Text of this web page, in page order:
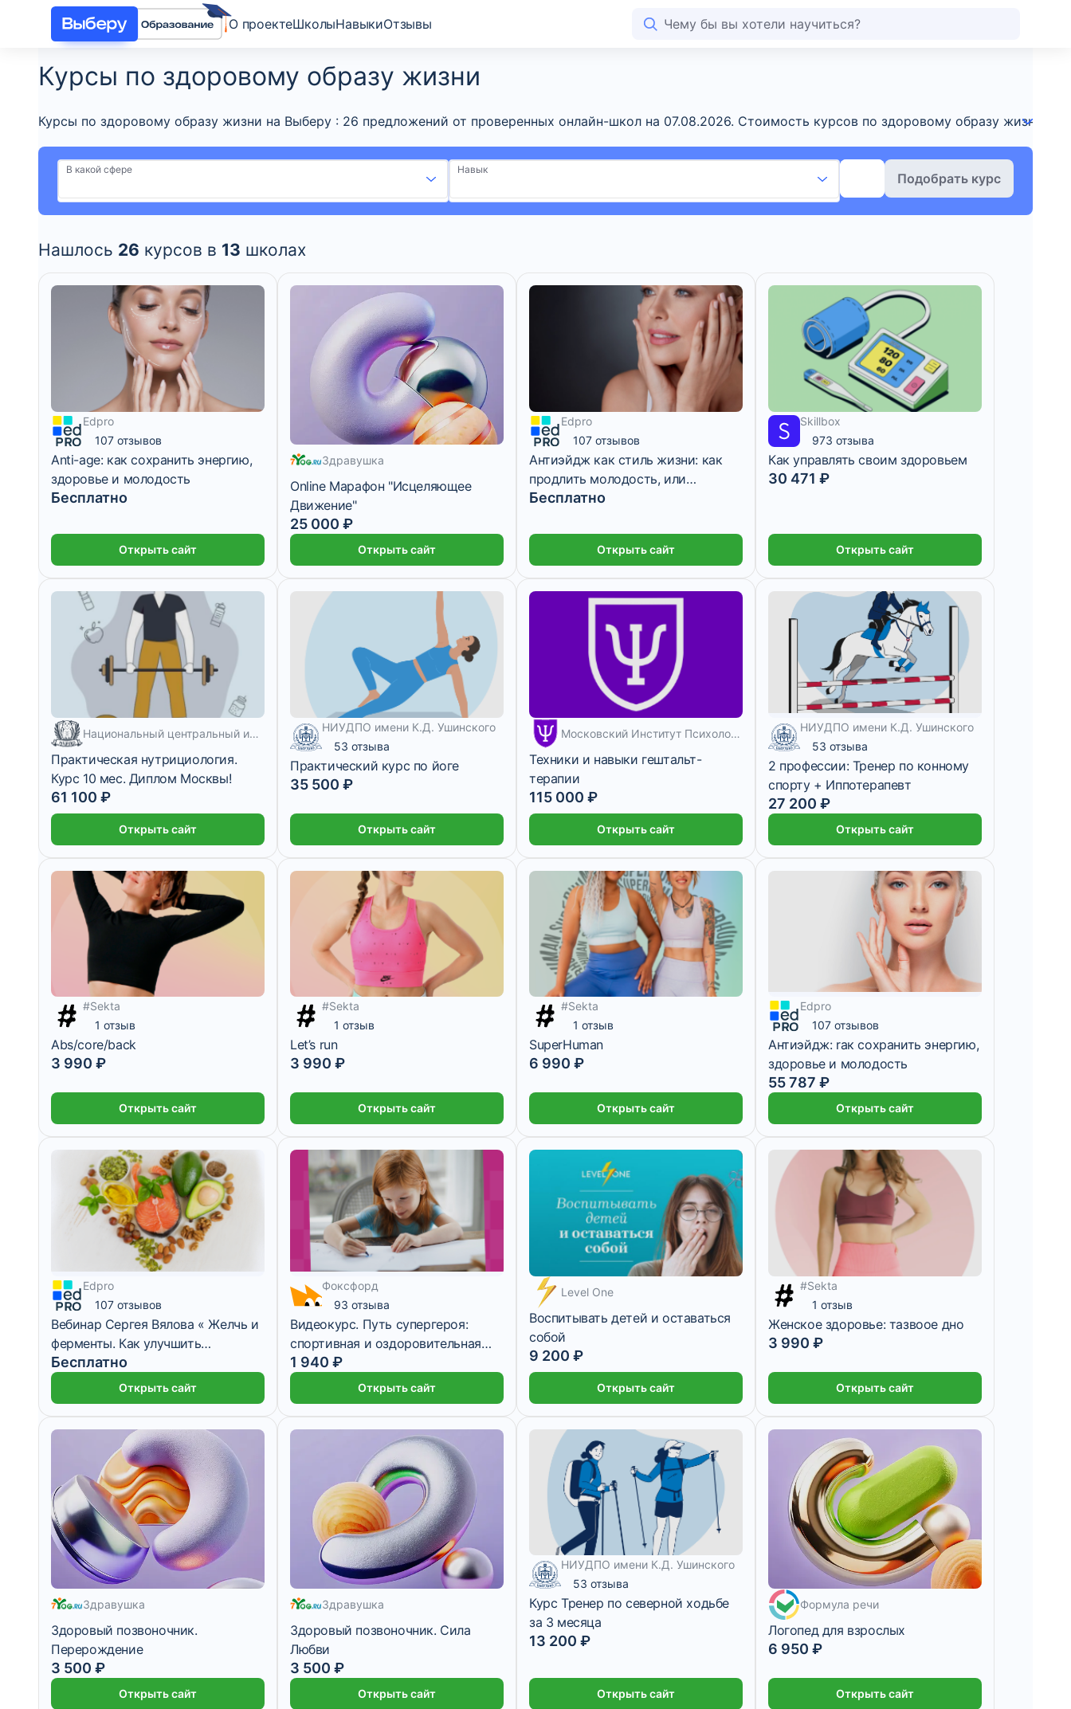
О проектеШколыНавыкиОтзывы
Курсы по здоровому образу жизни
Курсы по здоровому образу жизни на Выберу : 26 предложений от проверенных онлайн-школ на 07.08.2026. Стоимость курсов по здоровому образу жизни
В какой сфере Навык
Подобрать курс
Нашлось 26 курсов в 13 школах
Edpro
107 отзывов
Anti-age: как сохранить энергию,
здоровье и молодость
Бесплатно
Открыть сайт
2 083 ₽/месЗдравушка
Online Марафон "Исцеляющее
Движение"
25 000 ₽
Открыть сайт
Edpro
107 отзывов
Антиэйдж как стиль жизни: как
продлить молодость, или
секреты, которые должен знать
Бесплатно
Открыть сайт
5 078 ₽/мес
Skillbox
973 отзыва
Как управлять своим здоровьем
30 471 ₽
Открыть сайт
Национальный центральный институт развития дополнительного образования
Практическая нутрициология.
Курс 10 мес. Диплом Москвы!
61 100 ₽
Открыть сайт
НИУДПО имени К.Д. Ушинского
53 отзыва
Практический курс по йоге
35 500 ₽
Открыть сайт
5 месяцев Московский Институт Психологии
Техники и навыки гештальт-
терапии
115 000 ₽
Открыть сайт
НИУДПО имени К.Д. Ушинского
53 отзыва
2 профессии: Тренер по конному
спорту + Иппотерапевт
27 200 ₽
Открыть сайт
#Sekta
1 отзыв
Abs/core/back
3 990 ₽
Открыть сайт
#Sekta
1 отзыв
Let’s run
3 990 ₽
Открыть сайт
#Sekta
1 отзыв
SuperHuman
6 990 ₽
Открыть сайт
Edpro
107 отзывов
Антиэйдж: rак сохранить энергию,
здоровье и молодость
55 787 ₽
Открыть сайт
Edpro
107 отзывов
Вебинар Сергея Вялова « Желчь и
ферменты. Как улучшить
пищеварение с помощью
ферментов и правильной работы
желчного пузыря»
Бесплатно
Открыть сайт
Фоксфорд
93 отзыва
Видеокурс. Путь супергероя:
спортивная и оздоровительная
подготовка для детей от 6 лет
1 940 ₽
Открыть сайт
Level One
Воспитывать детей и оставаться
собой
9 200 ₽
Открыть сайт
#Sekta
1 отзыв
Женское здоровье: тазвоое дно
3 990 ₽
Открыть сайт
Здравушка
Здоровый позвоночник.
Перерождение
3 500 ₽
Открыть сайт
Здравушка
Здоровый позвоночник. Сила
Любви
3 500 ₽
Открыть сайт
НИУДПО имени К.Д. Ушинского
53 отзыва
Курс Тренер по северной ходьбе
за 3 месяца
13 200 ₽
Открыть сайт
6 950 ₽/мес 15 дней
Формула речи
Логопед для взрослых
6 950 ₽
Открыть сайт